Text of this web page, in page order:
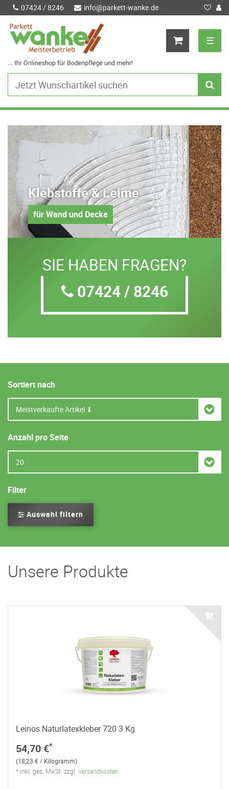
07424 / 8246 info@parkett-wanke.de
☰
Klebstoffe & Leime
für Wand und Decke
SIE HABEN FRAGEN?
07424 / 8246
Sortiert nach
Anzahl pro Seite
Filter
Auswahl filtern
Unsere Produkte
Leinos Naturlatexkleber 720 3 Kg
54,70 €*
(18,23 € / Kilogramm)
* inkl. ges. MwSt. zzgl. Versandkosten